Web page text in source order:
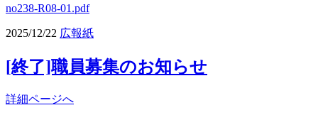
no238-R08-01.pdf
2025/12/22 広報紙
[終了]職員募集のお知らせ
詳細ページへ